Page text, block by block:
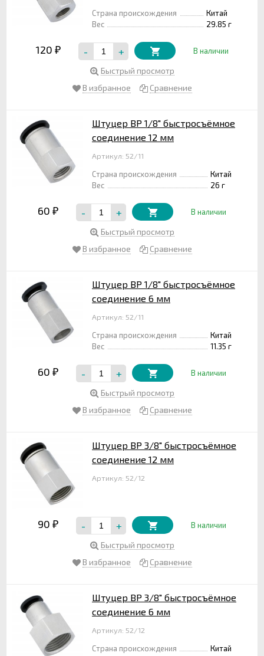
Страна происхождения
Китай
Вес
29.85 г
120 ₽ - + В наличии
Быстрый просмотр
В избранное
Сравнение
Штуцер ВР 1/8" быстросъёмное
соединение 12 мм
Артикул: 52/11
Страна происхождения
Китай
Вес
26 г
60 ₽ - + В наличии
Быстрый просмотр
В избранное
Сравнение
Штуцер ВР 1/8" быстросъёмное
соединение 6 мм
Артикул: 52/11
Страна происхождения
Китай
Вес
11.35 г
60 ₽ - + В наличии
Быстрый просмотр
В избранное
Сравнение
Штуцер ВР 3/8" быстросъёмное
соединение 12 мм
Артикул: 52/12
90 ₽ - + В наличии
Быстрый просмотр
В избранное
Сравнение
Штуцер ВР 3/8" быстросъёмное
соединение 6 мм
Артикул: 52/12
Страна происхождения
Китай